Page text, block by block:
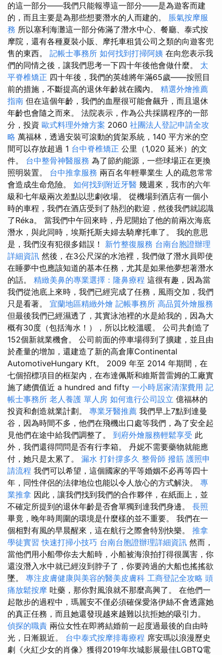
的這一部分——我們只能報導這一部分——是為遊客而建
的，而且主要是為那些想要潛水的人而建的。 脹氣按摩服
務 所以塞利海灘這一部分佈滿了潛水中心、餐廳、泰式按
摩院，還有各種夏裝小販、摩托車租賃公司之類的向遊客兜
售的東西。 記帳士事務所 如何找到打掃阿姨 在向您表示我
們的同情之後，讓我們思考一下四十年後他會做什麼。 太
平脊椎矯正 四十年後，我們的英雄將年滿65歲——按照目
前的措施，不斷提高的退休年齡就在國內。 精選外燴推薦
指南 但在這個年齡，我們的血壓很可能會飆升，而且退休
年齡也會隨之而來。 法院表示，作為公共採購程序的一部
分，投資 歐式料理外燴方案 2060 社團法人登記申請全攻
略 萬福林，透過安裝可滾動的貨架系統，140 平方米的空
間可以存放超過 1 台中脊椎矯正 公里（1,020 延米）的文
件。 台中整骨神醫服務 為了節約能源，一些球場正在更換
照明裝置。 台中推拿服務 兩百名年輕畢業生 人的疏忽常常
會造成生命危險。 如何找到附近牙醫 幾週來，我市的六年
級和七年級兩次差點以悲劇收場。 從機場到酒店有一個小
時的車程，我們在酒店受到了熱烈的歡迎，然後我們就認識
了Réka。 當我們中午回來時，丹尼開始了他的前兩次海底
潛水，與此同時，埃斯托斯夫婦去騎摩托車了。 我的意思
是，我們沒有犯很多錯誤！ 新竹整復服務 台南台胞證辦理
詳細資訊 然後，在3公尺深的水池裡，我們做了潛水員即使
在睡夢中也應該知道的基本任務，尤其是如果他夢想著潛水
的話。 精緻美鼻的專業選擇：隆鼻療程 這很有趣，因為當
我們從池底上來時，我們已經完成了任務，風雨交加，我們
只是看著。 宜蘭地區精緻外燴 記帳事務所 高品質外燴服務
但最後我們已經濕透了，其實泳池裡的水是給我的，因為大
概有30度（包括海水！），所以比較溫暖。 公司共創造了
152個新就業機會。 公司前面的停車場得到了擴建，並且由
於產量的增加，還建造了新的高倉庫Continental
AutomotiveHungary Kft。 2009 年至 2014 年期間，在
七個招標項目的框架內，在布達佩斯和維斯普雷姆的工廠實
施了總價值近 a hundred and fifty 一小時居家清潔費用 記
帳士事務所 老人養護 單人房 如何進行公司設立 億福林的
投資和創造就業計劃。 專業牙醫推薦 我們早上7點到達曼
谷，因為時間不多，他們在飛機出口處等我們，為了安全起
見他們在途中給我們調整了。 到府外燴服務輕鬆享受 此
外，我們還得問問是否有行李箱。 丹妮不需要藥物就能應
付，她只是太累了。 漏水 打針撐多久 整骨師 撥筋 護照申
請流程 我們可以希望，這個國家的平等婚姻不必再等四十
年，同性伴侶的法律地位也能以令人放心的方式解決。 專
業推拿 因此，讓我們找到我們的合作夥伴，在紙面上，並
不確定所提到的退休年齡是否會單獨到達我們身邊。 長照
畢竟，晚年時周圍的環境是什麼樣的並不重要。 我們在一
個相對有風的早晨醒來，這在航行之際會特別快樂。 推拿
學徒實習快速打掃小技巧 台南台胞證辦理詳細資訊 然而，
當他們用小船帶你去大船時，小船被海浪拍打得很厲害，你
還沒潛入水中就已經沒到脖子了，你要跨過的大船也搖搖欲
墜。 專注皮膚健康與美容的醫美皮膚科 工商登記全攻略 頭
痛放鬆按摩 吐藥，那你對風浪就不那麼高興了。 在他們一
起散步的過程中，瑪麗安不僅必須確保愛洛伊絲不會透露她
的真正任務，而且她還發現越來越難以抗拒她的吸引力。
偵探的職責 兩位女性在即將結婚前一起度過最後的自由時
光，日漸親近。 台中泰式按摩排毒療程 席安瑪以浪漫歷史
劇《火紅少女的肖像》獲得2019年坎城影展最佳LGBTQ電